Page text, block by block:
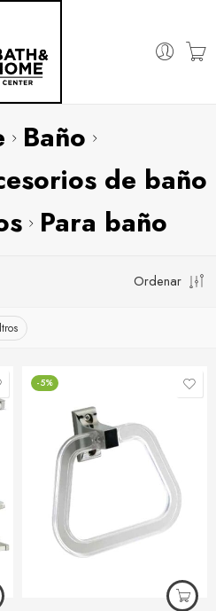
Baño
de baño
Para baño
Ordenar
-5%